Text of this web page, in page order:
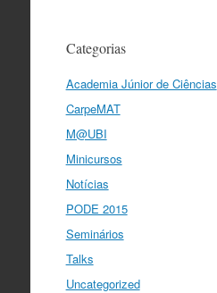
Categorias
Academia Júnior de Ciências
CarpeMAT
M@UBI
Minicursos
Notícias
PODE 2015
Seminários
Talks
Uncategorized